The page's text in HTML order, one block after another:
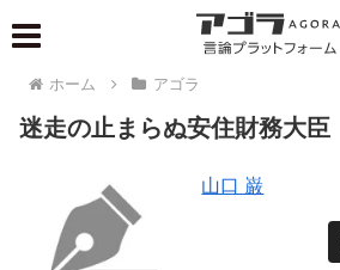
ホーム アゴラ
迷走の止まらぬ安住財務大臣
山口 巌